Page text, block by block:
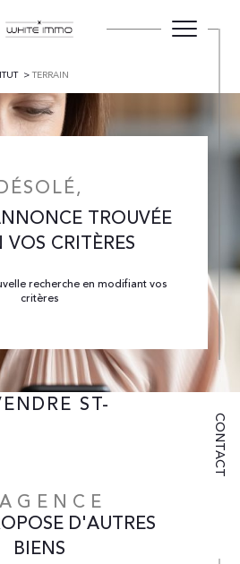
CONTACT
TERRAIN
DÉSOLÉ,
TROUVÉE
VOS CRITÈRES
recherche en modifiant vos
critères
L'AGENCE
D'AUTRES
BIENS